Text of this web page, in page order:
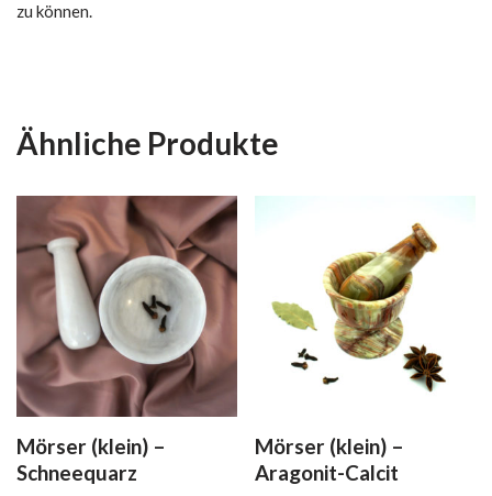
zu können.
Ähnliche Produkte
Mörser (klein) –
Schneequarz
Mörser (klein) –
Aragonit-Calcit